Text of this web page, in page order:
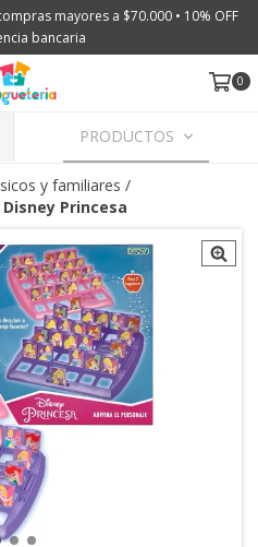
mayores a $70.000 • 10% OFF
bancaria
0
PRODUCTOS
y familiares /
Princesa